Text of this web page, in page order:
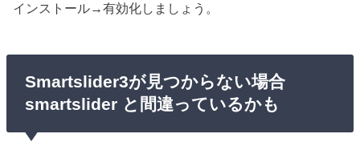
インストール→有効化しましょう。
Smartslider3が見つからない場合
smartslider と間違っているかも